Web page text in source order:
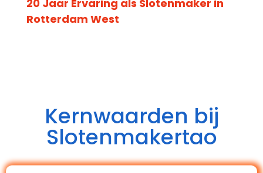
20 Jaar Ervaring als Slotenmaker in
Rotterdam West
Kernwaarden bij
Slotenmakertao